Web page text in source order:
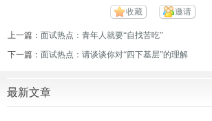
收藏 邀请
上一篇：面试热点：青年人就要“自找苦吃”
下一篇：面试热点：请谈谈你对“四下基层”的理解
最新文章